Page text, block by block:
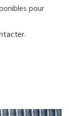
pour
.